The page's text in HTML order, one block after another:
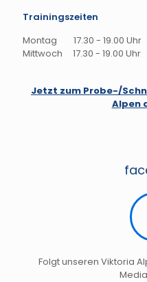
Trainingszeiten
Montag 17.30 - 19.00 Uhr
Mittwoch 17.30 - 19.00 Uhr
Jetzt zum Probe-/
Alpen
Folgt unseren Viktoria